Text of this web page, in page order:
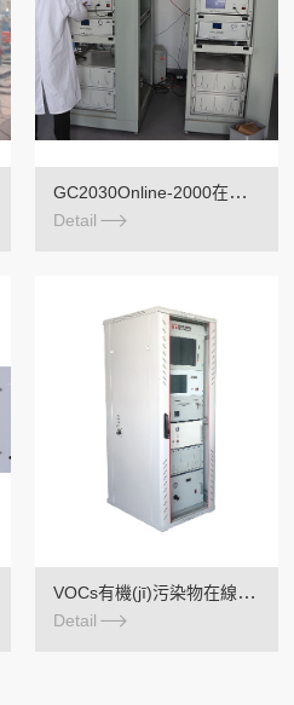
GC2030Online-2000在線過程氣相色譜儀
Detail
VOCs有機(jī)污染物在線監(jiān)測系統(tǒng)
Detail